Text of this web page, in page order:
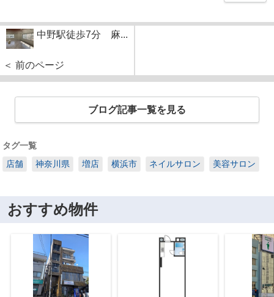
中野駅徒歩7分 麻...
＜ 前のページ
ブログ記事一覧を見る
タグ一覧
店舗
神奈川県 増店 横浜市 ネイルサロン 美容サロン
おすすめ物件